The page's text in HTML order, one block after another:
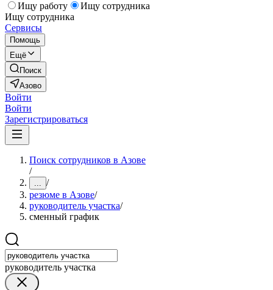
Ищу работу
Ищу сотрудника
Ищу сотрудника
Сервисы
Помощь
Ещё
Поиск
Азово
Войти
Войти
Зарегистрироваться
Поиск сотрудников в Азове
/
... /
резюме в Азове/
руководитель участка/
сменный график
руководитель участка